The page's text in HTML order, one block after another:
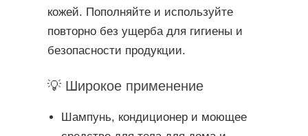
кожей. Пополняйте и используйте
повторно без ущерба для гигиены и
безопасности продукции.
💡 Широкое применение
Шампунь, кондиционер и моющее